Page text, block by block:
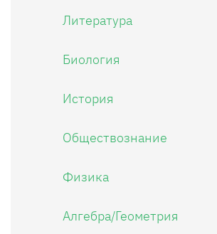
Литература
Биология
История
Обществознание
Физика
Алгебра/Геометрия